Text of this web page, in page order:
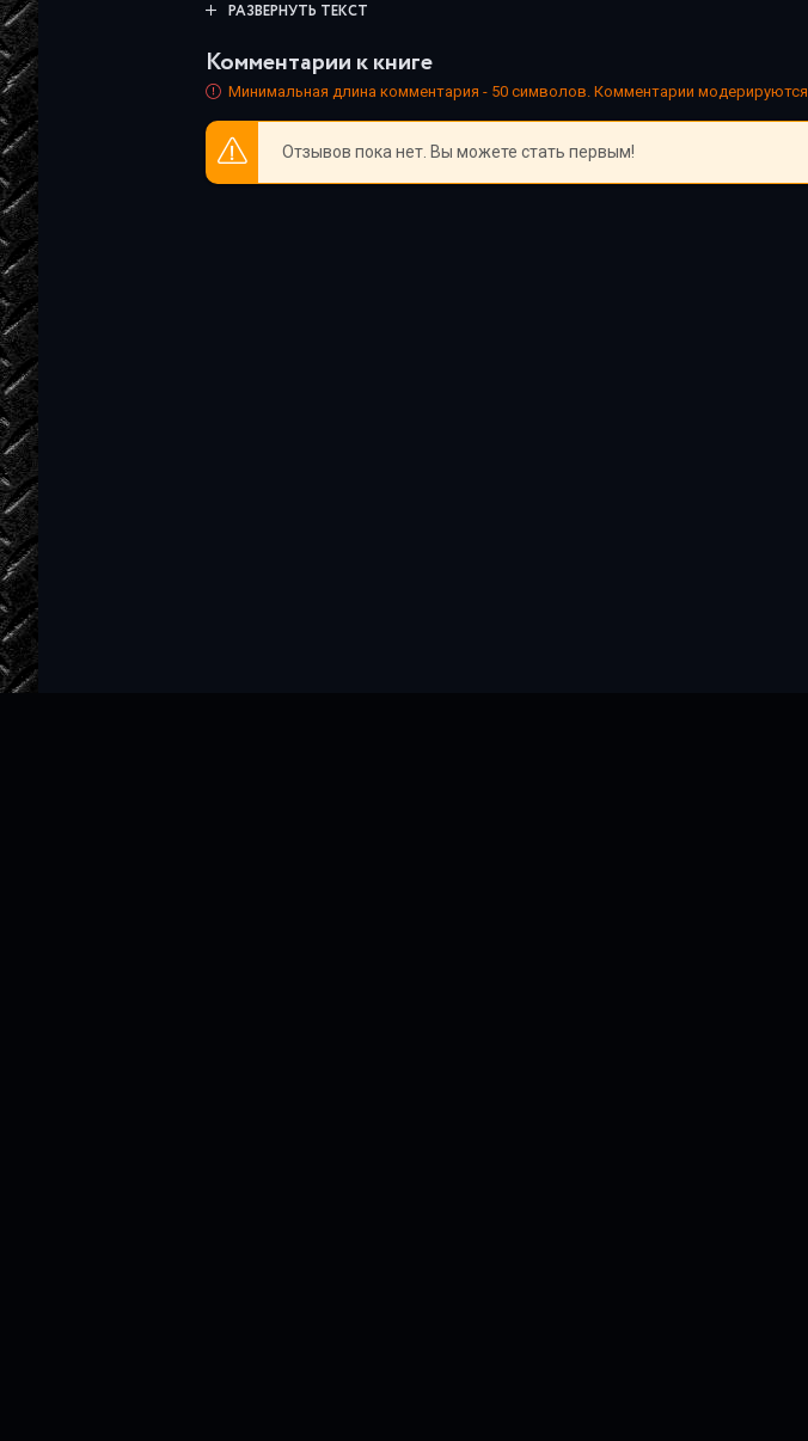
РАЗВЕРНУТЬ ТЕКСТ
Комментарии к книге
Минимальная длина комментария - 50 символов. Комментарии модерируются
Отзывов пока нет. Вы можете стать первым!